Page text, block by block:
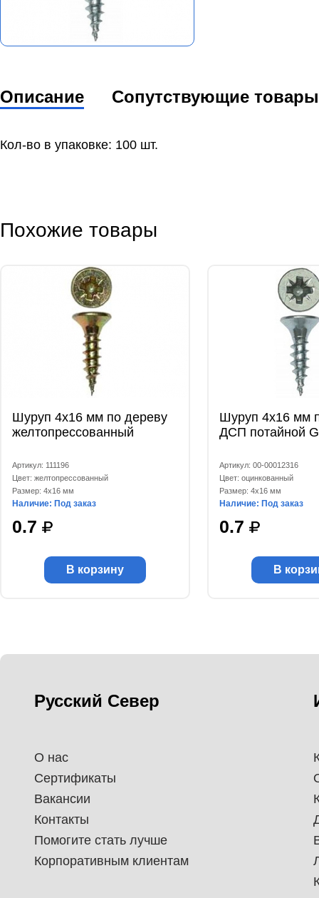
Описание Сопутствующие товары
Кол-во в упаковке: 100 шт.
Похожие товары
Шуруп 4х16 мм по дереву
желтопрессованный
Артикул: 111196
Цвет: желтопрессованный
Размер: 4x16 мм
Наличие: Под заказ
0.7
В корзину
Шуруп 4х16 мм
ДСП потайной
Артикул: 00-00012316
Цвет: оцинкованный
Размер: 4x16 мм
Наличие: Под заказ
0.7
В
Русский Север
О нас
Сертификаты
Вакансии
Контакты
Помогите стать лучше
Корпоративным клиентам